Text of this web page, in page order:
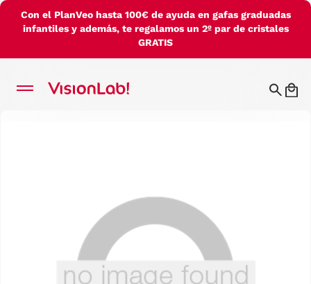
Con el PlanVeo hasta 100€ de ayuda en gafas graduadas
infantiles y además, te regalamos un 2º par de cristales
GRATIS